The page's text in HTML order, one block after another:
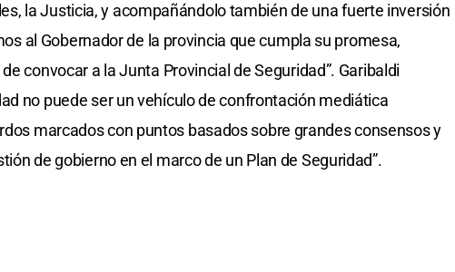
la Justicia, y acompañándolo también de una fuerte inversión
al Gobernador de la provincia que cumpla su promesa,
convocar a la Junta Provincial de Seguridad”. Garibaldi
no puede ser un vehículo de confrontación mediática
marcados con puntos basados sobre grandes consensos y
de gobierno en el marco de un Plan de Seguridad”.